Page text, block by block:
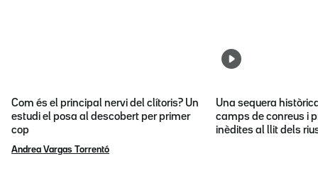
Com és el principal nervi del clítoris? Un
estudi el posa al descobert per primer
cop
Andrea Vargas Torrentó
Una sequera
camps de conreus i
inèdites al llit dels